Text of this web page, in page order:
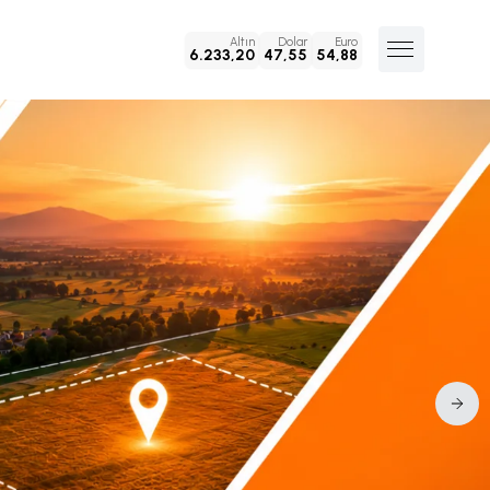
Altın
6.233,20
Dolar
47,55
Euro
54,88